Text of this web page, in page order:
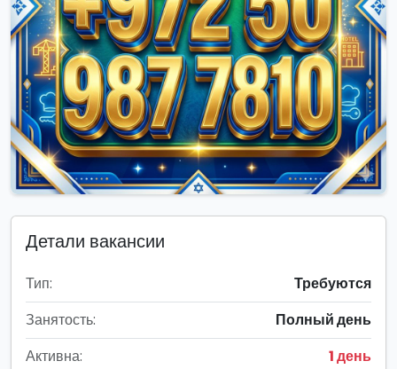
Детали вакансии
Тип:
Требуются
Занятость:
Полный день
Активна:
1 день